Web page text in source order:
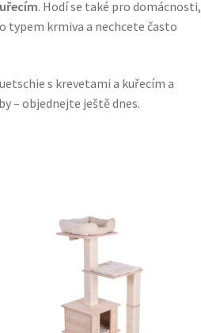
. Hodí se také pro domácnosti,
typem krmiva a nechcete často
s krevetami a kuřecím a
– objednejte ještě dnes.